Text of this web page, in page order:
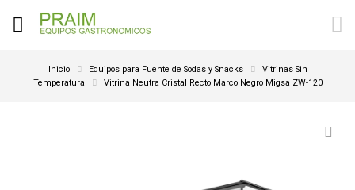
Inicio Equipos para Fuente de Sodas y Snacks
Vitrinas Sin
Temperatura
Vitrina Neutra Cristal Recto Marco Negro Migsa ZW-120